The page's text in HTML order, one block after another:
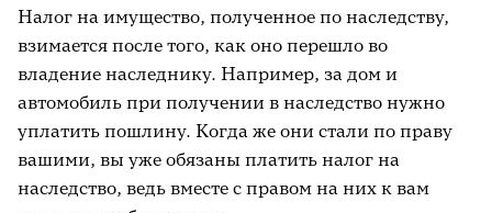
Налог на имущество, полученное по наследству,
взимается после того, как оно перешло во
владение наследнику. Например, за дом и
автомобиль при получении в наследство нужно
уплатить пошлину. Когда же они стали по праву
вашими, вы уже обязаны платить налог на
наследство, ведь вместе с правом на них к вам